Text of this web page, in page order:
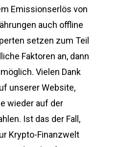
Emissionserlös von
auch offline
setzen zum Teil
Faktoren an, dann
Vielen Dank
unserer Website,
wieder auf der
Ist das der Fall,
Krypto-Finanzwelt